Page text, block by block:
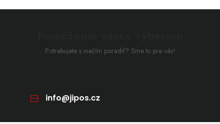
Potrebujete s niečím poradiť? Sme tu pre vás!
info@jipos.cz